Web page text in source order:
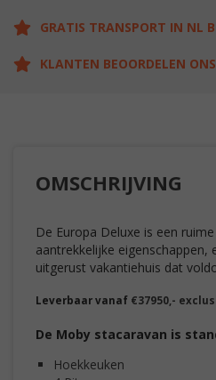
GRATIS TRANSPORT IN NL
KLANTEN BEOORDELEN
OMSCHRIJVING
De Europa Deluxe is een
aantrekkelijke
uitgerust vakantiehuis dat
Leverbaar vanaf €37950,-
De Moby stacaravan is